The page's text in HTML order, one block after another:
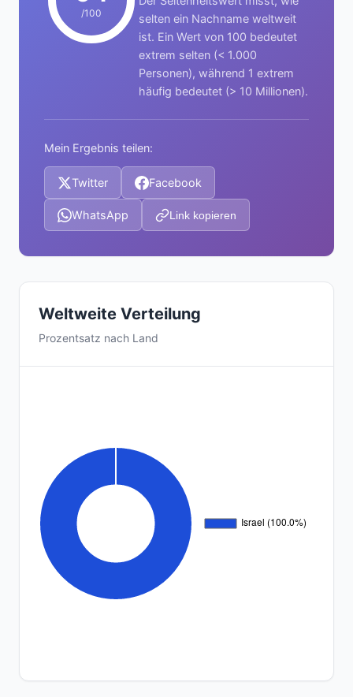
/100
selten ein Nachname weltweit
ist. Ein Wert von 100 bedeutet
extrem selten (< 1.000
Personen), während 1 extrem
häufig bedeutet (> 10 Millionen).
Mein Ergebnis teilen:
Twitter Facebook
WhatsApp Link kopieren
Weltweite Verteilung
Prozentsatz nach Land